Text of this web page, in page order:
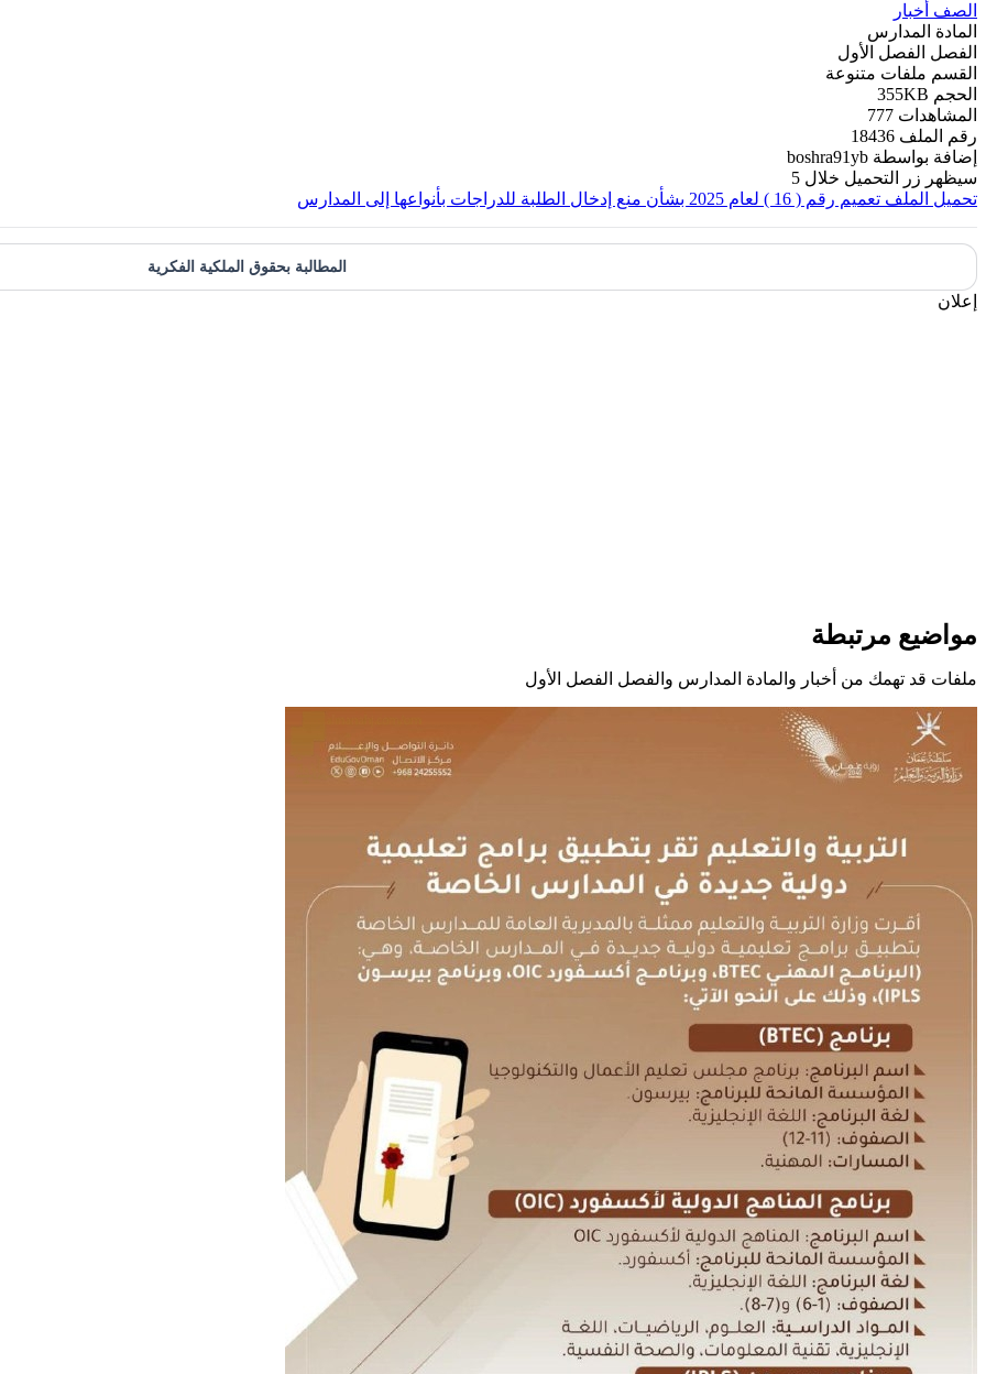
الصف أخبار
المادة المدارس
الفصل الفصل الأول
القسم ملفات متنوعة
الحجم 355KB
المشاهدات 777
رقم الملف 18436
إضافة بواسطة boshra91yb
سيظهر زر التحميل خلال 5
تحميل الملف تعميم رقم ( 16 ) لعام 2025 بشأن منع إدخال الطلبة للدراجات بأنواعها إلى المدارس
المطالبة بحقوق الملكية الفكرية
إعلان
مواضيع مرتبطة
ملفات قد تهمك من أخبار والمادة المدارس والفصل الفصل الأول